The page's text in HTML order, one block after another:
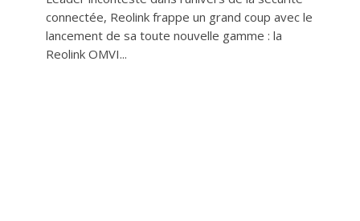
connectée, Reolink frappe un grand coup avec le
lancement de sa toute nouvelle gamme : la
Reolink OMVI...